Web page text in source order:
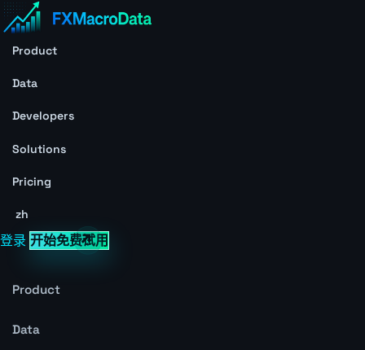
Product
Data
Developers
Solutions
Pricing
zh
登录 开始免费试用
Product
Data